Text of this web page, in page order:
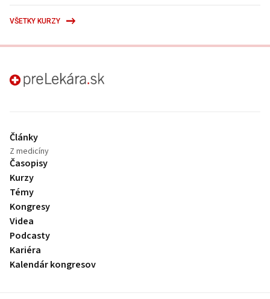
VŠETKY KURZY
preLekára.sk
Články
Z medicíny
Časopisy
Kurzy
Témy
Kongresy
Videa
Podcasty
Kariéra
Kalendár kongresov